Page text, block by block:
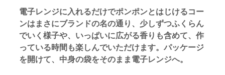
電子レンジに入れるだけでポンポンとはじけるコー
ンはまさにブランドの名の通り、少しずつふくらん
でいく様子や、いっぱいに広がる香りも含めて、作
っている時間も楽しんでいただけます。パッケージ
を開けて、中身の袋をそのまま電子レンジへ。